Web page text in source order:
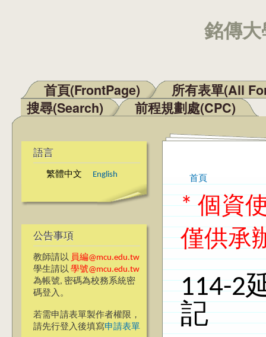
銘傳
主選單
首頁(FrontPage)
所有表單(All
搜尋(Search)
前程規劃處(CPC)
語言
繁體中文 English
公告事項
教師請以 員編@mcu.edu.tw
學生請以 學號@mcu.edu.tw
為帳號, 密碼為校務系統密
碼登入。
若需申請表單製作者權限，
請先行登入後填寫申請表單
您在這裡
首頁
* 個資
僅供承
114-2
記